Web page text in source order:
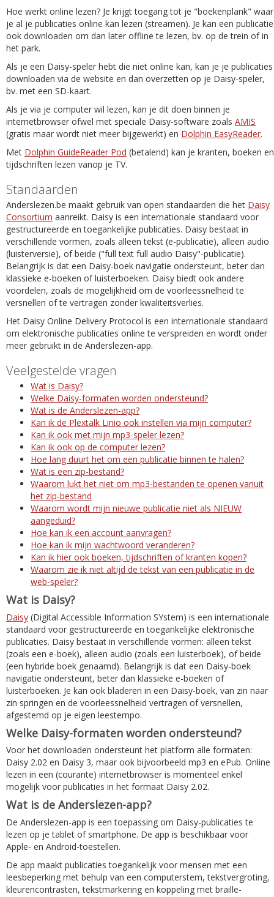
Hoe werkt online lezen? Je krijgt toegang tot je "boekenplank" waar
je al je publicaties online kan lezen (streamen). Je kan een publicatie
ook downloaden om dan later offline te lezen, bv. op de trein of in
het park.
Als je een Daisy-speler hebt die niet online kan, kan je je publicaties
downloaden via de website en dan overzetten op je Daisy-speler,
bv. met een SD-kaart.
Als je via je computer wil lezen, kan je dit doen binnen je
internetbrowser ofwel met speciale Daisy-software zoals AMIS
(gratis maar wordt niet meer bijgewerkt) en Dolphin EasyReader.
Met Dolphin GuideReader Pod (betalend) kan je kranten, boeken en
tijdschriften lezen vanop je TV.
Standaarden
Anderslezen.be maakt gebruik van open standaarden die het Daisy
Consortium aanreikt. Daisy is een internationale standaard voor
gestructureerde en toegankelijke publicaties. Daisy bestaat in
verschillende vormen, zoals alleen tekst (e-publicatie), alleen audio
(luisterversie), of beide ("full text full audio Daisy"-publicatie).
Belangrijk is dat een Daisy-boek navigatie ondersteunt, beter dan
klassieke e-boeken of luisterboeken. Daisy biedt ook andere
voordelen, zoals de mogelijkheid om de voorleessnelheid te
versnellen of te vertragen zonder kwaliteitsverlies.
Het Daisy Online Delivery Protocol is een internationale standaard
om elektronische publicaties online te verspreiden en wordt onder
meer gebruikt in de Anderslezen-app.
Veelgestelde vragen
Wat is Daisy?
Welke Daisy-formaten worden ondersteund?
Wat is de Anderslezen-app?
Kan ik de Plextalk Linio ook instellen via mijn computer?
Kan ik ook met mijn mp3-speler lezen?
Kan ik ook op de computer lezen?
Hoe lang duurt het om een publicatie binnen te halen?
Wat is een zip-bestand?
Waarom lukt het niet om mp3-bestanden te openen vanuit
het zip-bestand
Waarom wordt mijn nieuwe publicatie niet als NIEUW
aangeduid?
Hoe kan ik een account aanvragen?
Hoe kan ik mijn wachtwoord veranderen?
Kan ik hier ook boeken, tijdschriften of kranten kopen?
Waarom zie ik niet altijd de tekst van een publicatie in de
web-speler?
Wat is Daisy?
Daisy (Digital Accessible Information SYstem) is een internationale
standaard voor gestructureerde en toegankelijke elektronische
publicaties. Daisy bestaat in verschillende vormen: alleen tekst
(zoals een e-boek), alleen audio (zoals een luisterboek), of beide
(een hybride boek genaamd). Belangrijk is dat een Daisy-boek
navigatie ondersteunt, beter dan klassieke e-boeken of
luisterboeken. Je kan ook bladeren in een Daisy-boek, van zin naar
zin springen en de voorleessnelheid vertragen of versnellen,
afgestemd op je eigen leestempo.
Welke Daisy-formaten worden ondersteund?
Voor het downloaden ondersteunt het platform alle formaten:
Daisy 2.02 en Daisy 3, maar ook bijvoorbeeld mp3 en ePub. Online
lezen in een (courante) internetbrowser is momenteel enkel
mogelijk voor publicaties in het formaat Daisy 2.02.
Wat is de Anderslezen-app?
De Anderslezen-app is een toepassing om Daisy-publicaties te
lezen op je tablet of smartphone. De app is beschikbaar voor
Apple- en Android-toestellen.
De app maakt publicaties toegankelijk voor mensen met een
leesbeperking met behulp van een computerstem, tekstvergroting,
kleurencontrasten, tekstmarkering en koppeling met braille-